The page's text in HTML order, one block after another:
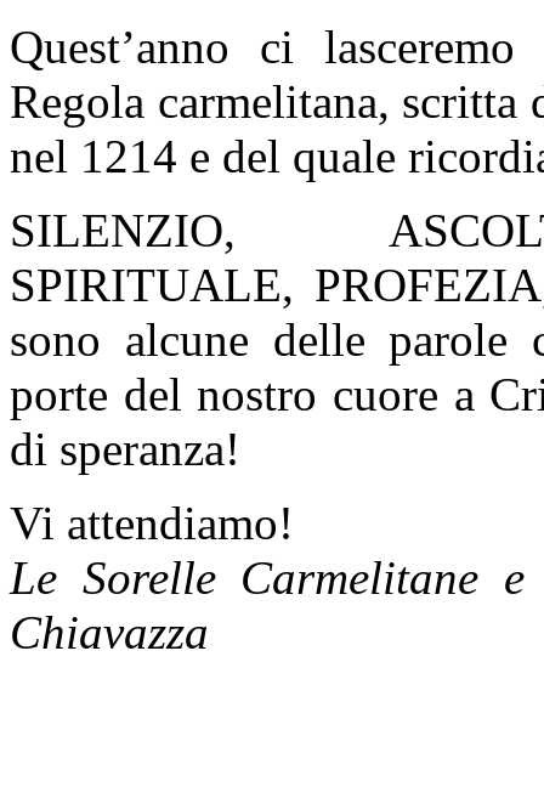
Quest’anno ci
Regola carmelitana,
nel 1214 e del quale
SILENZIO,
SPIRITUALE,
sono alcune delle
porte del nostro cuore a
di speranza!
Vi attendiamo!
Le Sorelle Carmelitane
Chiavazza